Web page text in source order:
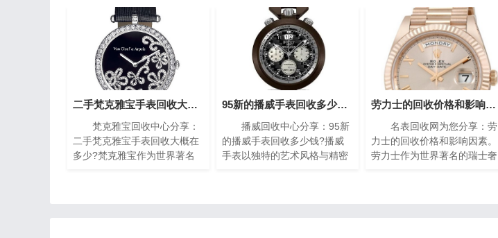
二手梵克雅宝手表回收大概在多少?(梵克雅宝高价回收指南)
梵克雅宝回收中心分享：
二手梵克雅宝手表回收大概在
多少?梵克雅宝作为世界著名
95新的播威手表回收多少钱?(高价回收指南)
播威回收中心分享：95新
的播威手表回收多少钱?播威
手表以独特的艺术风格与精密
劳力士的回收价格和影响因素(影响劳力士回收价格的因素)
名表回收网为您分享：劳
力士的回收价格和影响因素。
劳力士作为世界著名的瑞士奢